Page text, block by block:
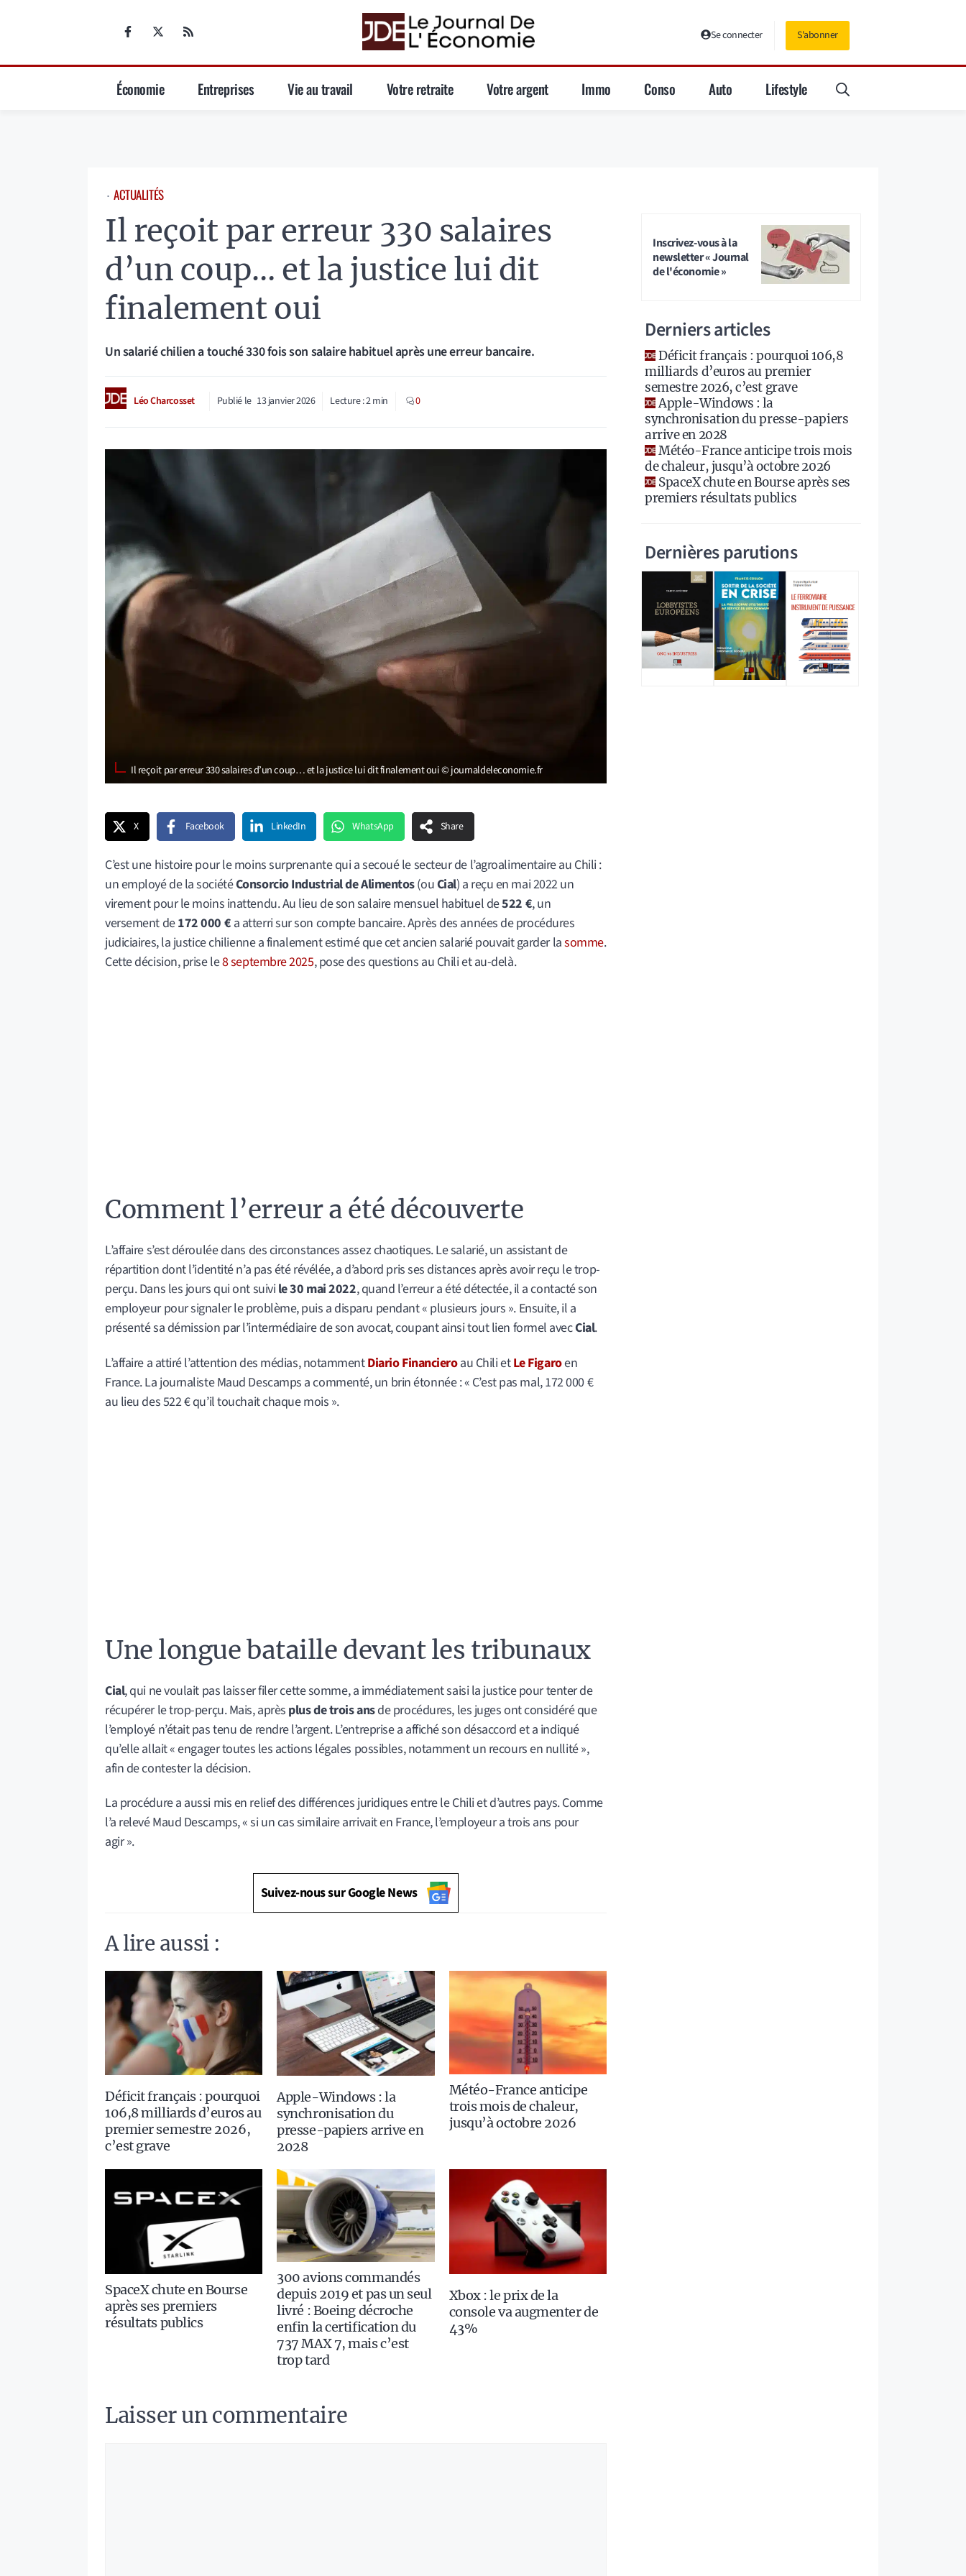
Se connecter S'abonner
Économie Entreprises Vie au travail Votre retraite Votre argent Immo Conso Auto Lifestyle
⋅ ACTUALITÉS
Il reçoit par erreur 330 salaires
d’un coup… et la justice lui dit
finalement oui
Un salarié chilien a touché 330 fois son salaire habituel après une erreur bancaire.
Léo Charcosset Publié le 13 janvier 2026 Lecture :2min 0
Il reçoit par erreur 330 salaires d’un coup… et la justice lui dit finalement oui © journaldeleconomie.fr
X Facebook LinkedIn WhatsApp Share
C’est une histoire pour le moins surprenante qui a secoué le secteur de l’agroalimentaire au Chili :
un employé de la sociétéConsorcio Industrial de Alimentos(ouCial) a reçu en mai 2022 un
virement pour le moins inattendu. Au lieu de son salaire mensuel habituel de522 €, un
versement de172 000 € a atterri sur son compte bancaire. Après des années de procédures
judiciaires, la justice chilienne a finalement estimé que cet ancien salarié pouvait garder lasomme.
Cette décision, prise le8 septembre 2025, pose des questions au Chili et au-delà.
Comment l’erreur a été découverte
L’affaire s’est déroulée dans des circonstances assez chaotiques. Le salarié, un assistant de
répartition dont l’identité n’a pas été révélée, a d’abord pris ses distances après avoir reçu le trop-
perçu. Dans les jours qui ont suivile 30 mai 2022, quand l’erreur a été détectée, il a contacté son
employeur pour signaler le problème, puis a disparu pendant « plusieurs jours ». Ensuite, il a
présenté sa démission par l’intermédiaire de son avocat, coupant ainsi tout lien formel avecCial.
L’affaire a attiré l’attention des médias, notammentDiario Financieroau Chili etLe Figaroen
France. La journaliste Maud Descamps a commenté, un brin étonnée : « C’est pas mal, 172 000 €
au lieu des 522 € qu’il touchait chaque mois ».
Une longue bataille devant les tribunaux
Cial, qui ne voulait pas laisser filer cette somme, a immédiatement saisi la justice pour tenter de
récupérer le trop-perçu. Mais, après plus de trois ansde procédures, les juges ont considéré que
l’employé n’était pas tenu de rendre l’argent. L’entreprise a affiché son désaccord et a indiqué
qu’elle allait « engager toutes les actions légales possibles, notamment un recours en nullité »,
afin de contester la décision.
La procédure a aussi mis en relief des différences juridiques entre le Chili et d’autres pays. Comme
l’a relevé Maud Descamps, « si un cas similaire arrivait en France, l’employeur a trois ans pour
agir ».
Suivez-nous sur Google News
A lire aussi :
Déficit français : pourquoi
106,8 milliards d’euros au
premier semestre 2026,
c’est grave
Apple-Windows : la
synchronisation du
presse-papiers arrive en
2028
Météo-France anticipe
trois mois de chaleur,
jusqu’à octobre 2026
SpaceX chute en Bourse
après ses premiers
résultats publics
300 avions commandés
depuis 2019 et pas un seul
livré : Boeing décroche
enfin la certification du
737 MAX 7, mais c’est
trop tard
Xbox : le prix de la
console va augmenter de
43%
Laisser un commentaire
Inscrivez-vous à la
newsletter « Journal
de l'économie »
Derniers articles
Déficit français : pourquoi 106,8
milliards d’euros au premier
semestre 2026, c’est grave
Apple-Windows : la
synchronisation du presse-papiers
arrive en 2028
Météo-France anticipe trois mois
de chaleur, jusqu’à octobre 2026
SpaceX chute en Bourse après ses
premiers résultats publics
Dernières parutions